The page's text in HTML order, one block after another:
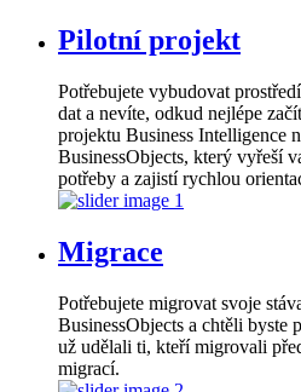
Pilotní projekt
Potřebujete vybudovat
dat a nevíte, odkud nejlépe
projektu Business Intelligence
BusinessObjects, který vyřeší
potřeby a zajistí rychlou
Migrace
Potřebujete migrovat svoje
BusinessObjects a chtěli byste
už udělali ti, kteří migrovali
migrací.